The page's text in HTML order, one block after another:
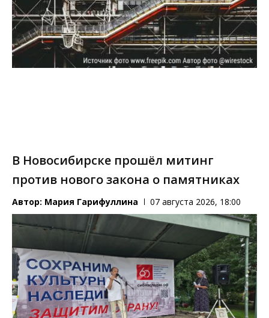
В Новосибирске прошёл митинг
против нового закона о памятниках
Автор: Мария Гарифуллина 07 августа 2026, 18:00